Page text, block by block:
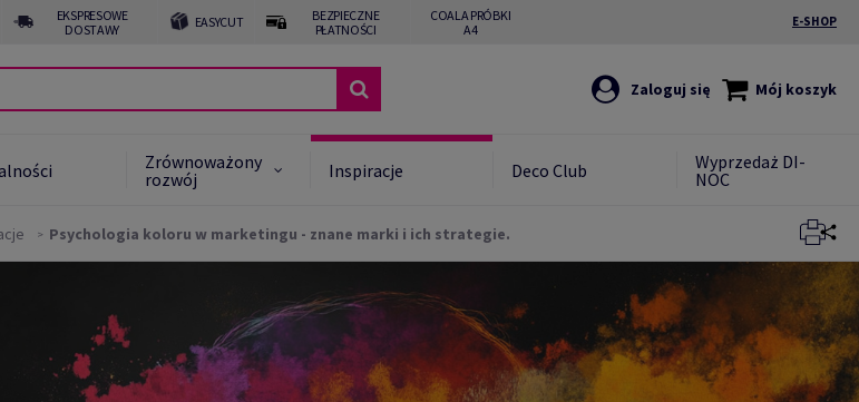
EKSPRESOWE
DOSTAWY
EASYCUT
BEZPIECZNE
PŁATNOŚCI
COALA PRÓBKI
A4
E-SHOP
Zaloguj się Mój koszyk
Zrównoważony
rozwój
Inspiracje Deco Club
Wyprzedaż DI-
NOC
Zamknij
Psychologia koloru w marketingu - znane marki i ich strategie.